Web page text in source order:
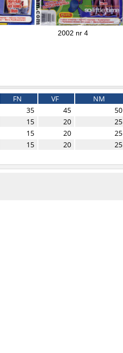
2002 nr 4
FN VF
NM
35 45
50
15 20
25
15 20
25
15 20 25